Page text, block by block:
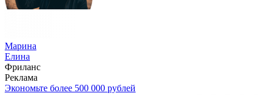
Марина
Елина
Фриланс
Реклама
Экономьте более 500 000 рублей